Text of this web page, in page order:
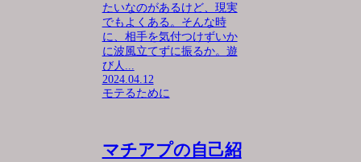
たいなのがあるけど、現実
でもよくある。そんな時
に、相手を気付つけずいか
に波風立てずに振るか。遊
び人...
2024.04.12
モテるために
マチアプの自己紹